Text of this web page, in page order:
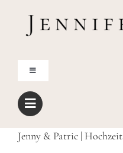
Toggle
Home
Über mich
Jenny & Patric |